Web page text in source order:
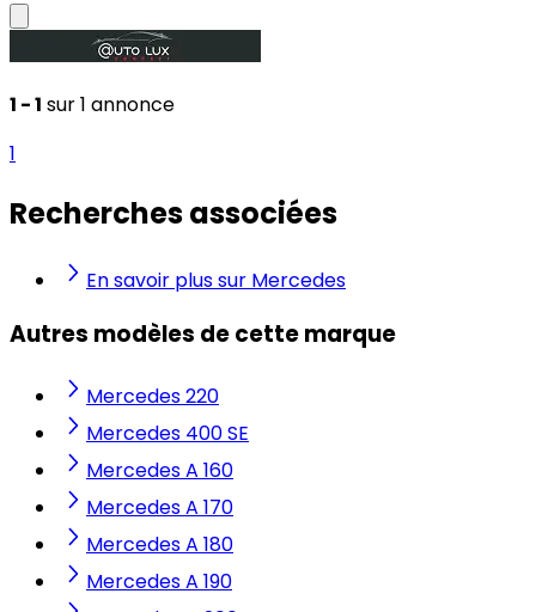
1 - 1 sur 1 annonce
1
Recherches associées
En savoir plus sur Mercedes
Autres modèles de cette marque
Mercedes 220
Mercedes 400 SE
Mercedes A 160
Mercedes A 170
Mercedes A 180
Mercedes A 190